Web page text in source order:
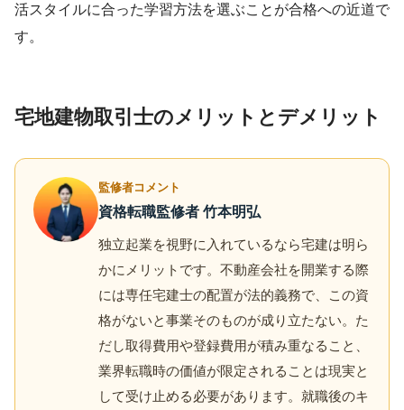
活スタイルに合った学習方法を選ぶことが合格への近道で
す。
宅地建物取引士のメリットとデメリット
監修者コメント
資格転職監修者 竹本明弘
独立起業を視野に入れているなら宅建は明ら
かにメリットです。不動産会社を開業する際
には専任宅建士の配置が法的義務で、この資
格がないと事業そのものが成り立たない。た
だし取得費用や登録費用が積み重なること、
業界転職時の価値が限定されることは現実と
して受け止める必要があります。就職後のキ